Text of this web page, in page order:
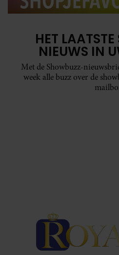
HET
NIEUWS IN
Met de Showbuzz-
week alle buzz over de